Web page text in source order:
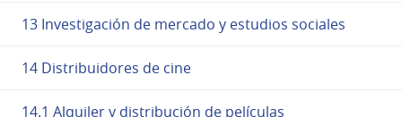
13 Investigación de mercado y estudios sociales
14 Distribuidores de cine
14.1 Alquiler y distribución de películas